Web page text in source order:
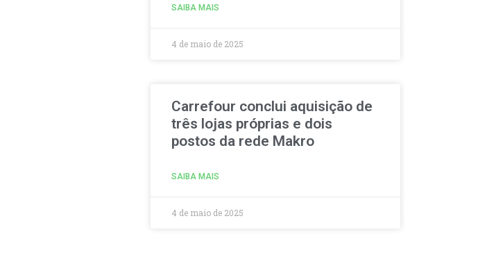
SAIBA MAIS
4 de maio de 2025
Carrefour conclui aquisição de
três lojas próprias e dois
postos da rede Makro
SAIBA MAIS
4 de maio de 2025